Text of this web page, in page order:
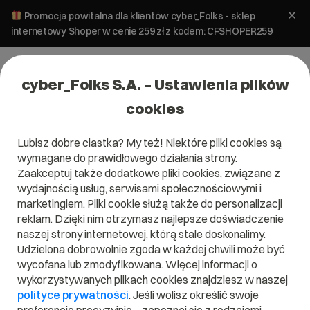
Promocja powitalna dla klientów cyber_Folks - sklep
internetowy Shoper w cenie 259 zł z kodem: CFSHOPER259
Czym jest Intranet?
Przeczytaj czym jestIntranetw naszym słowniku.
Pomoże Ci to lepiej zrozumieć, czym dokładnie jest
cyber_Folks S.A. – Ustawienia plików
cookies
Lubisz dobre ciastka? My też! Niektóre pliki cookies są
wymagane do prawidłowego działania strony.
Zaakceptuj także dodatkowe pliki cookies, związane z
wydajnością usług, serwisami społecznościowymi i
marketingiem. Pliki cookie służą także do personalizacji
reklam. Dzięki nim otrzymasz najlepsze doświadczenie
naszej strony internetowej, którą stale doskonalimy.
Udzielona dobrowolnie zgoda w każdej chwili może być
wycofana lub zmodyfikowana. Więcej informacji o
wykorzystywanych plikach cookies znajdziesz w naszej
polityce prywatności. Jeśli wolisz określić swoje